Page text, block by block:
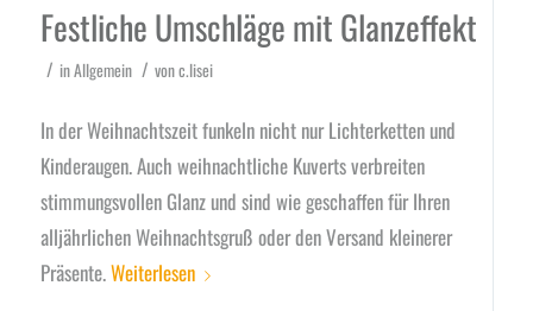
Festliche Umschläge mit Glanzeffekt
/ inAllgemein / vonc.lisei
In der Weihnachtszeit funkeln nicht nur Lichterketten und
Kinderaugen. Auch weihnachtliche Kuverts verbreiten
stimmungsvollen Glanz und sind wie geschaffen für Ihren
alljährlichen Weihnachtsgruß oder den Versand kleinerer
Präsente.Weiterlesen